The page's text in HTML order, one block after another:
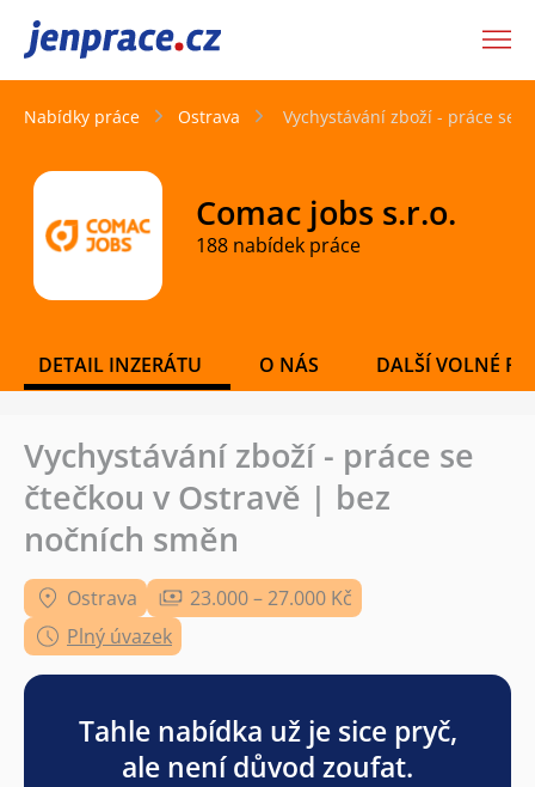
JenPráce.cz
Nabídky práce Ostrava Vychystávání zboží - práce se
Comac jobs s.r.o.
188 nabídek práce
DETAIL INZERÁTU O NÁS DALŠÍ VOLNÉ
Vychystávání zboží - práce se
čtečkou v Ostravě | bez
nočních směn
Ostrava
23.000 – 27.000 Kč
Plný úvazek
Tahle nabídka už je sice pryč,
ale není důvod zoufat.